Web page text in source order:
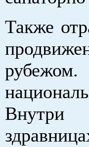
Также
рубежом.
Внутри